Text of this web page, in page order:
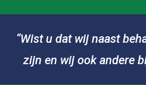
“Wist u dat wij naast
zijn en wij ook andere